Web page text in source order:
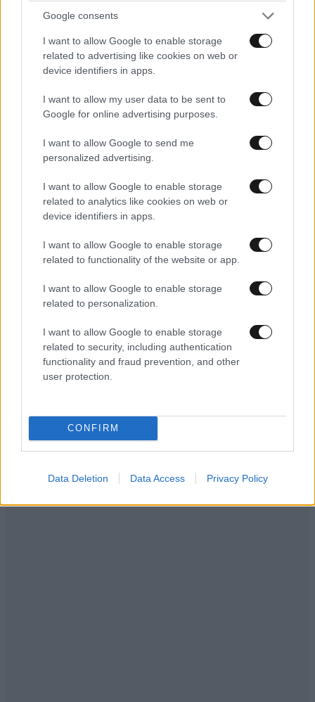
Google consents
I want to allow Google to enable storage
related to advertising like cookies on web or
device identifiers in apps.
I want to allow my user data to be sent to
Google for online advertising purposes.
I want to allow Google to send me
personalized advertising.
I want to allow Google to enable storage
related to analytics like cookies on web or
device identifiers in apps.
I want to allow Google to enable storage
related to functionality of the website or app.
I want to allow Google to enable storage
related to personalization.
I want to allow Google to enable storage
related to security, including authentication
functionality and fraud prevention, and other
user protection.
CONFIRM
Data Deletion Data Access Privacy Policy
ΠΡΟΣΘΗΚΗ
TRENDING
LIFESTYLE06·08·2026 22:38
Αθηνά Οικονομάκου από τα Μπόρα Μπόρα:
«Έσκασε τώρα όλη η κούραση» – Το απρόοπτο